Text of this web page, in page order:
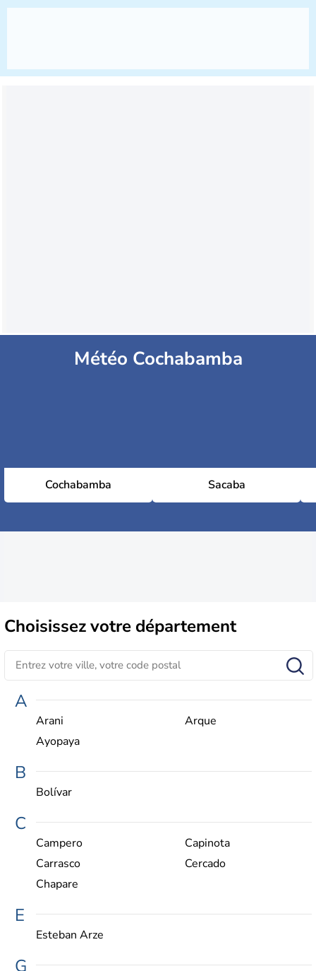
Météo Cochabamba
Cochabamba Sacaba
Choisissezvotre département
A
Arani
Arque
Ayopaya
B
Bolívar
C
Campero
Capinota
Carrasco
Cercado
Chapare
E
Esteban Arze
G